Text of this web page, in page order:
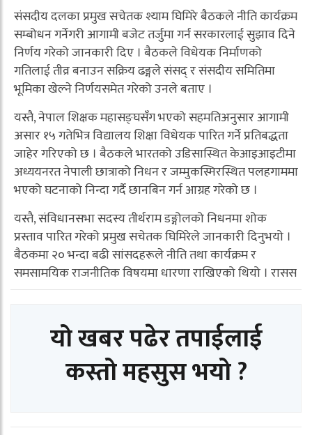
संसदीय दलका प्रमुख सचेतक श्याम घिमिरे बैठकले नीति कार्यक्रम
सम्बोधन गर्नेगरी आगामी बजेट तर्जुमा गर्न सरकारलाई सुझाव दिने
निर्णय गरेको जानकारी दिए । बैठकले विधेयक निर्माणको
गतिलाई तीव्र बनाउन सक्रिय ढङ्गले संसद् र संसदीय समितिमा
भूमिका खेल्ने निर्णयसमेत गरेको उनले बताए ।
यस्तै, नेपाल शिक्षक महासङ्घसँग भएको सहमतिअनुसार आगामी
असार १५ गतेभित्र विद्यालय शिक्षा विधेयक पारित गर्ने प्रतिबद्धता
जाहेर गरिएको छ । बैठकले भारतको उडिसास्थित केआइआइटीमा
अध्ययनरत नेपाली छात्राको निधन र जम्मुकस्मिरस्थित पलहगाममा
भएको घटनाको निन्दा गर्दै छानबिन गर्न आग्रह गरेको छ ।
यस्तै, संविधानसभा सदस्य तीर्थराम डङ्गोलको निधनमा शोक
प्रस्ताव पारित गरेको प्रमुख सचेतक घिमिरेले जानकारी दिनुभयो ।
बैठकमा २० भन्दा बढी सांसदहरूले नीति तथा कार्यक्रम र
समसामयिक राजनीतिक विषयमा धारणा राखिएको थियो । रासस
यो खबर पढेर तपाईलाई
कस्तो महसुस भयो ?